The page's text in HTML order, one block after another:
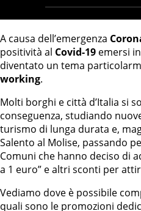
A causa dell’emergenza
positività al Covid-19 emersi
diventato un tema
working.
Molti borghi e città d’Italia si
conseguenza, studiando
turismo di lunga durata e,
Salento al Molise, passando
Comuni che hanno deciso di
a 1 euro” e altri sconti per
Vediamo dove è possibile
quali sono le promozioni